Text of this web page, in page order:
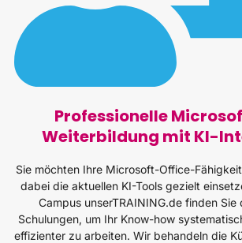
Professionelle
Weiterbildung mit KI-
Sie möchten Ihre Microsoft-Office-
dabei die aktuellen KI-Tools gezielt
Campus unserTRAINING.de finden Sie
Schulungen, um Ihr Know-how
effizienter zu arbeiten. Wir behandeln die